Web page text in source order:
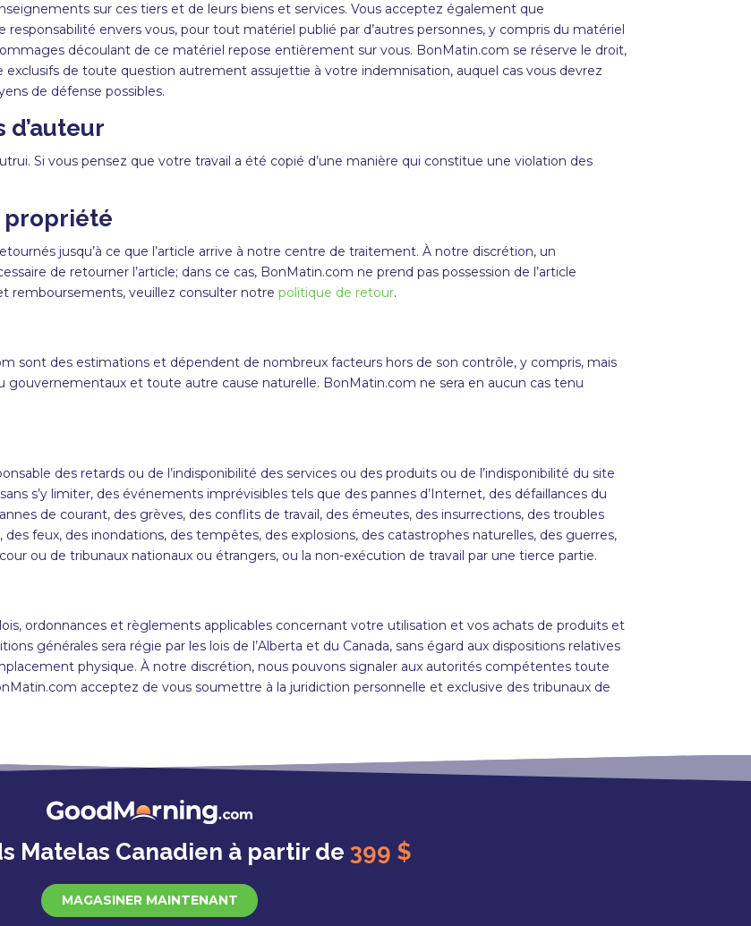
sur ces tiers et de leurs biens et services. Vous acceptez également que
responsabilité envers vous, pour tout matériel publié par d’autres personnes, y compris du matériel
découlant de ce matériel repose entièrement sur vous. BonMatin.com se réserve le droit,
exclusifs de toute question autrement assujettie à votre indemnisation, auquel cas vous devrez
de défense possibles.
Si vous pensez que votre travail a été copié d’une manière qui constitue une violation des
propriété
jusqu’à ce que l’article arrive à notre centre de traitement. À notre discrétion, un
de retourner l’article; dans ce cas, BonMatin.com ne prend pas possession de l’article
remboursements, veuillez consulter notrepolitique de retour.
sont des estimations et dépendent de nombreux facteurs hors de son contrôle, y compris, mais
gouvernementaux et toute autre cause naturelle. BonMatin.com ne sera en aucun cas tenu
des retards ou de l’indisponibilité des services ou des produits ou de l’indisponibilité du site
s’y limiter, des événements imprévisibles tels que des pannes d’Internet, des défaillances du
de courant, des grèves, des conflits de travail, des émeutes, des insurrections, des troubles
feux, des inondations, des tempêtes, des explosions, des catastrophes naturelles, des guerres,
ou de tribunaux nationaux ou étrangers, ou la non-exécution de travail par une tierce partie.
ordonnances et règlements applicables concernant votre utilisation et vos achats de produits et
générales sera régie par les lois de l’Alberta et du Canada, sans égard aux dispositions relatives
physique. À notre discrétion, nous pouvons signaler aux autorités compétentes toute
acceptez de vous soumettre à la juridiction personnelle et exclusive des tribunaux de
Matelas Canadien à partir de 399 $
MAGASINER MAINTENANT